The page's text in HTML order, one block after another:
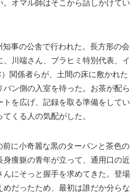
。オマル師はそこから話しかけてい
事の公舎で行われた。長方形の会
川端さん、ブラヒミ特別代表、イ
関係者らが、土間の床に敷かれた
ン側の入室を待った。お茶が配ら
を広げ、記録を取る準備をしてい
くる人の気配がした。
に小奇麗な黒のターバンと茶色の
身痩躯の青年が立って、通用口の近
んにそっと握手を求めてきた。登場
だったため、最初は誰だか分らな